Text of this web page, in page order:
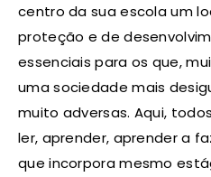
centro da sua escola um
proteção e de
essenciais para os que,
uma sociedade mais
muito adversas. Aqui,
ler, aprender, aprender a
que incorpora mesmo